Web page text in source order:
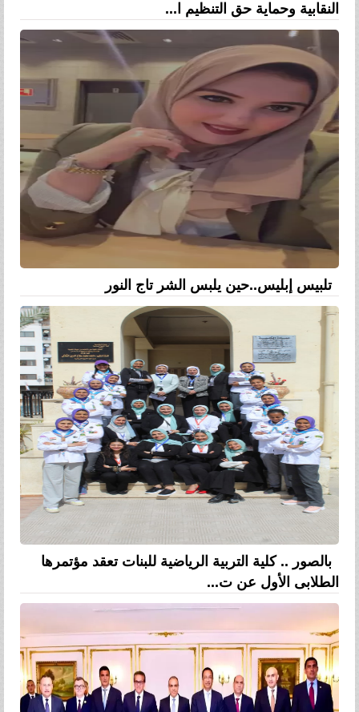
النقابية وحماية حق التنظيم ا...
تلبيس إبليس..حين يلبس الشر تاج النور
بالصور .. كلية التربية الرياضية للبنات تعقد مؤتمرها
الطلابى الأول عن ت...